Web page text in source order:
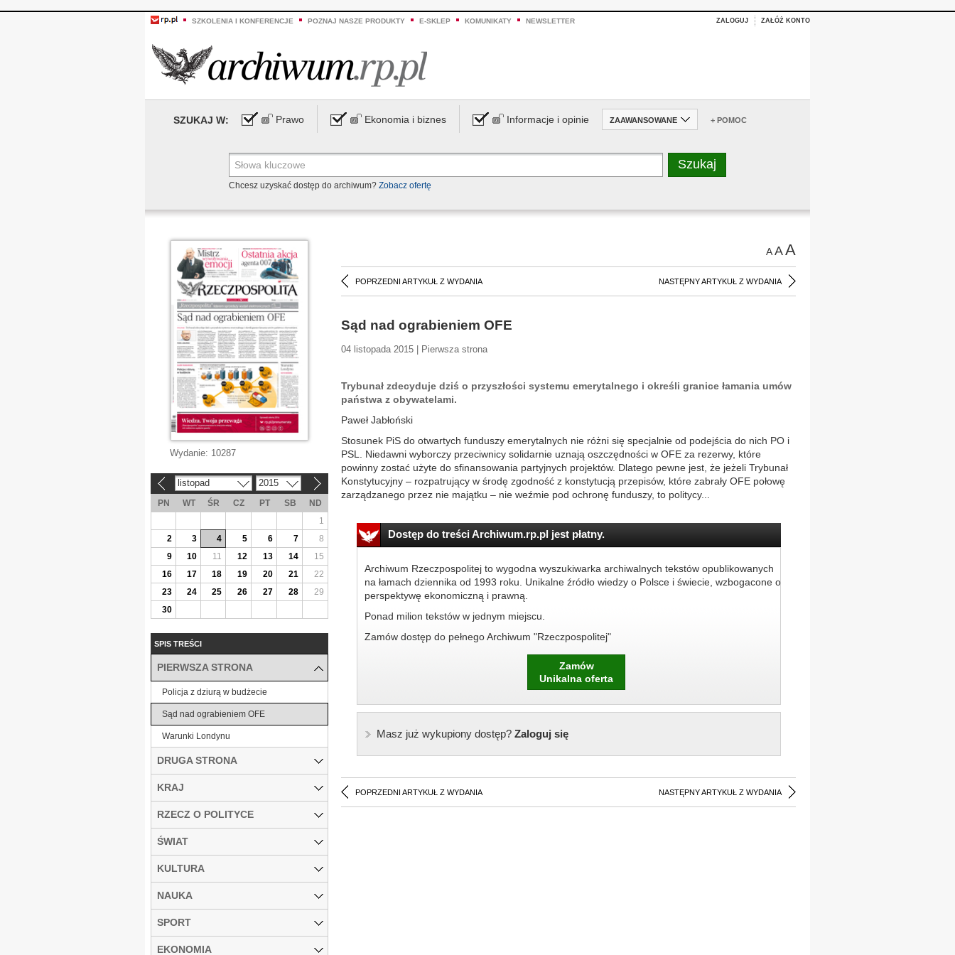
SZKOLENIA I KONFERENCJE POZNAJ NASZE PRODUKTY E-SKLEP KOMUNIKATY NEWSLETTER ZALOGUJ ZAŁÓŻ KONTO
SZUKAJ W: Prawo Ekonomia i biznes Informacje i opinie ZAAWANSOWANE + POMOC
Chcesz uzyskać dostęp do archiwum? Zobacz ofertę
AAA
POPRZEDNI ARTYKUŁ Z WYDANIA NASTĘPNY ARTYKUŁ Z WYDANIA
Sąd nad ograbieniem OFE
04 listopada 2015 | Pierwsza strona
Trybunał zdecyduje dziś o przyszłości systemu emerytalnego i określi granice łamania umów
państwa z obywatelami.
Paweł Jabłoński
Stosunek PiS do otwartych funduszy emerytalnych nie różni się specjalnie od podejścia do nich PO i
PSL. Niedawni wyborczy przeciwnicy solidarnie uznają oszczędności w OFE za rezerwy, które
powinny zostać użyte do sfinansowania partyjnych projektów. Dlatego pewne jest, że jeżeli Trybunał
Konstytucyjny – rozpatrujący w środę zgodność z konstytucją przepisów, które zabrały OFE połowę
zarządzanego przez nie majątku – nie weźmie pod ochronę funduszy, to politycy...
Dostęp do treści Archiwum.rp.pl jest płatny.
Archiwum Rzeczpospolitej to wygodna wyszukiwarka archiwalnych tekstów opublikowanych
na łamach dziennika od 1993 roku. Unikalne źródło wiedzy o Polsce i świecie, wzbogacone o
perspektywę ekonomiczną i prawną.
Ponad milion tekstów w jednym miejscu.
Zamów dostęp do pełnego Archiwum "Rzeczpospolitej"
Zamów
Unikalna oferta
Masz już wykupiony dostęp?Zaloguj się
POPRZEDNI ARTYKUŁ Z WYDANIA NASTĘPNY ARTYKUŁ Z WYDANIA
Wydanie: 10287
listopad 2015
PN WT ŚR CZ PT SB
ND
1
2
3 4 5 6 7
8
9
10 11 12 13 14
15
16
17 18 19 20 21
22
23
24 25 26 27 28
29
30
SPIS TREŚCI
PIERWSZA STRONA
Policja z dziurą w budżecie
Sąd nad ograbieniem OFE
Warunki Londynu
DRUGA STRONA
KRAJ
RZECZ O POLITYCE
ŚWIAT
KULTURA
NAUKA
SPORT
EKONOMIA